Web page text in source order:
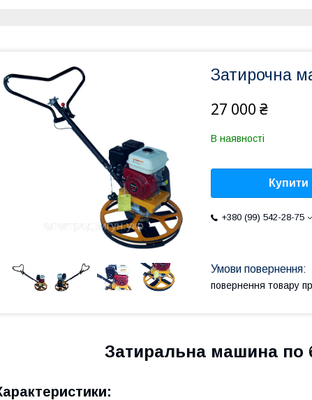
Затирочна
27 000 ₴
В наявності
Купити
+380 (99) 542-28-75
повернення товару
Затиральна машина по